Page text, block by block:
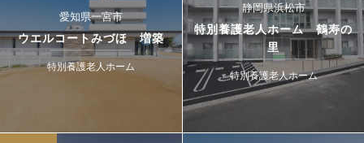
愛知県一宮市
ウエルコートみづほ 増築
特別養護老人ホーム
静岡県浜松市
特別養護老人ホーム 鶴寿の
里
特別養護老人ホーム